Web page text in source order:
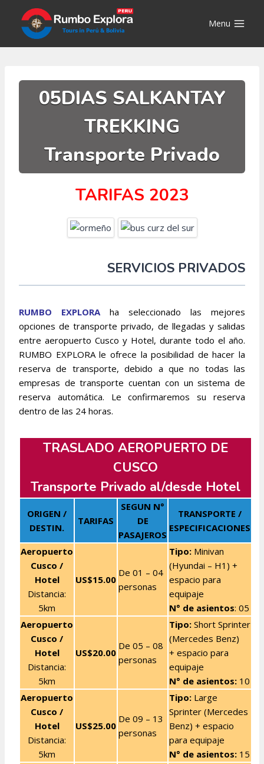
contenido
Menu
05DIAS SALKANTAY
TREKKING
Transporte Privado
TARIFAS 2023
SERVICIOS PRIVADOS
RUMBO EXPLORA
ha seleccionado las mejores
opciones de transporte privado, de llegadas y salidas
entre aeropuerto Cusco y Hotel, durante todo el año.
RUMBO EXPLORA le ofrece la posibilidad de hacer la
reserva de transporte, debido a que no todas las
empresas de transporte cuentan con un sistema de
reserva automática. Le confirmaremos su reserva
dentro de las 24 horas.
TRASLADO AEROPUERTO DE
CUSCO
Transporte Privado al/desde Hotel
ORIGEN /
DESTIN.
TARIFAS
SEGUN N°
DE
PASAJEROS
TRANSPORTE /
ESPECIFICACIONES
Aeropuerto
Cusco /
Hotel
Distancia:
5km
US$15.00
De 01 – 04
personas
Tipo: Minivan
(Hyundai – H1) +
espacio para
equipaje
N° de asientos: 05
Aeropuerto
Cusco /
Hotel
Distancia:
5km
US$20.00
De 05 – 08
personas
Tipo: Short Sprinter
(Mercedes Benz)
+ espacio para
equipaje
N° de asientos: 10
Aeropuerto
Cusco /
Hotel
Distancia:
5km
US$25.00
De 09 – 13
personas
Tipo: Large
Sprinter (Mercedes
Benz) + espacio
para equipaje
N° de asientos: 15